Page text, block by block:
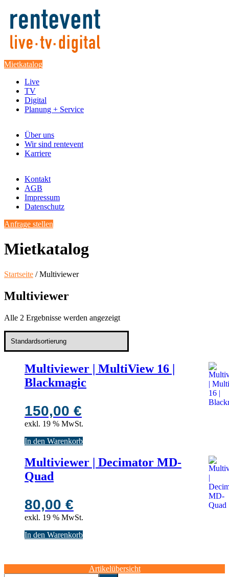
Mietkatalog
Live
TV
Digital
Planung + Service
Über uns
Wir sind rentevent
Karriere
Kontakt
AGB
Impressum
Datenschutz
Anfrage stellen
Mietkatalog
Startseite / Multiviewer
Multiviewer
Alle 2 Ergebnisse werden angezeigt
Multiviewer | MultiView 16 |
Blackmagic
150,00 €
exkl. 19 % MwSt.
In den Warenkorb
Multiviewer | Decimator MD-
Quad
80,00 €
exkl. 19 % MwSt.
In den Warenkorb
Artikelübersicht